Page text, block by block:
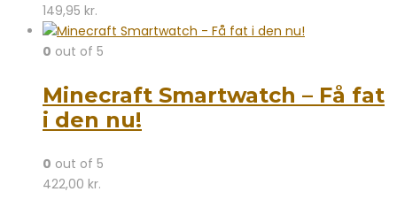
149,95 kr.
0 out of 5
Minecraft Smartwatch – Få fat
i den nu!
0 out of 5
422,00 kr.